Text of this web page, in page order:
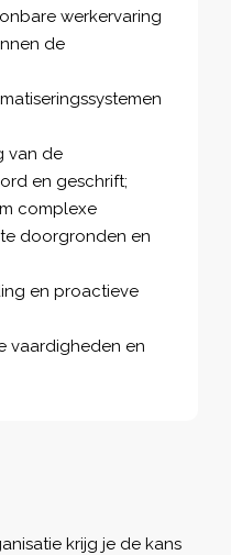
krijg je de kans
werkervaring
de
van de
en geschrift;
complexe
doorgronden en
en proactieve
vaardigheden en